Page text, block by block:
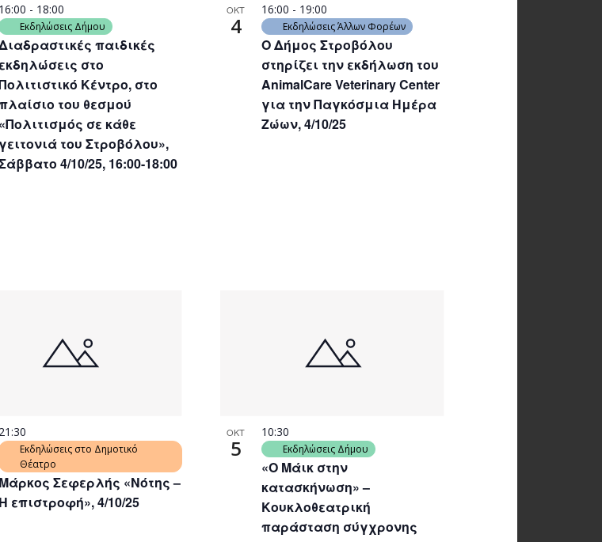
παιδικές
εκδηλώσεις στο
Κέντρο, στο
του θεσμού
«Πολιτισμός σε κάθε
γειτονιά του Στροβόλου»,
4/10/25, 16:00-18:00
16:00 - 18:00
Εκδηλώσεις Δήμου
ΟΚΤ
4
Ο Δήμος Στροβόλου
στηρίζει την εκδήλωση του
AnimalCare Veterinary Center
για την Παγκόσμια Ημέρα
Ζώων, 4/10/25
16:00 - 19:00
Εκδηλώσεις Άλλων Φορέων
Μάρκος Σεφερλής «Νότης –
Η επιστροφή», 4/10/25
21:30
Εκδηλώσεις στο Δημοτικό
Θέατρο
ΟΚΤ
5
«Ο Μάικ στην
κατασκήνωση» –
Κουκλοθεατρική
παράσταση σύγχρονης
10:30
Εκδηλώσεις Δήμου